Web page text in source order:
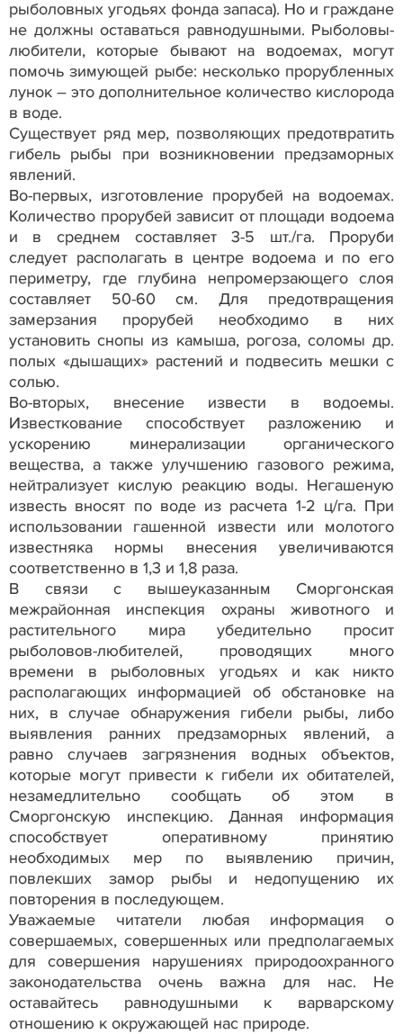
рыболовных угодьях фонда запаса). Но и граждане
не должны оставаться равнодушными. Рыболовы-
любители, которые бывают на водоемах, могут
помочь зимующей рыбе: несколько прорубленных
лунок – это дополнительное количество кислорода
в воде.
Существует ряд мер, позволяющих предотвратить
гибель рыбы при возникновении предзаморных
явлений.
Во-первых, изготовление прорубей на водоемах.
Количество прорубей зависит от площади водоема
и в среднем составляет 3-5 шт./га. Проруби
следует располагать в центре водоема и по его
периметру, где глубина непромерзающего слоя
составляет 50-60 см. Для предотвращения
замерзания прорубей необходимо в них
установить снопы из камыша, рогоза, соломы др.
полых «дышащих» растений и подвесить мешки с
солью.
Во-вторых, внесение извести в водоемы.
Известкование способствует разложению и
ускорению минерализации органического
вещества, а также улучшению газового режима,
нейтрализует кислую реакцию воды. Негашеную
известь вносят по воде из расчета 1-2 ц/га. При
использовании гашенной извести или молотого
известняка нормы внесения увеличиваются
соответственно в 1,3 и 1,8 раза.
В связи с вышеуказанным Сморгонская
межрайонная инспекция охраны животного и
растительного мира убедительно просит
рыболовов-любителей, проводящих много
времени в рыболовных угодьях и как никто
располагающих информацией об обстановке на
них, в случае обнаружения гибели рыбы, либо
выявления ранних предзаморных явлений, а
равно случаев загрязнения водных объектов,
которые могут привести к гибели их обитателей,
незамедлительно сообщать об этом в
Сморгонскую инспекцию. Данная информация
способствует оперативному принятию
необходимых мер по выявлению причин,
повлекших замор рыбы и недопущению их
повторения в последующем.
Уважаемые читатели любая информация о
совершаемых, совершенных или предполагаемых
для совершения нарушениях природоохранного
законодательства очень важна для нас. Не
оставайтесь равнодушными к варварскому
отношению к окружающей нас природе.